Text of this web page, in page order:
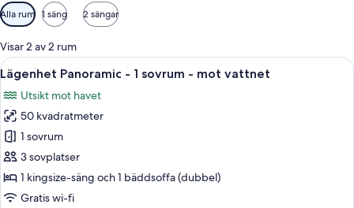
Tillgängliga
filter
för
rum
Alla rum 1 säng 2 sängar
Visar 2 av 2 rum
Öppna
alla
foton
för
Lägenhet
Panoramic
-
1
En balkong med utsikt över havet
8
Lägenhet Panoramic - 1 sovrum - mot vattnet
Utsikt mot havet
50 kvadratmeter
1 sovrum
3 sovplatser
1 kingsize-säng och 1 bäddsoffa (dubbel)
Gratis wi-fi